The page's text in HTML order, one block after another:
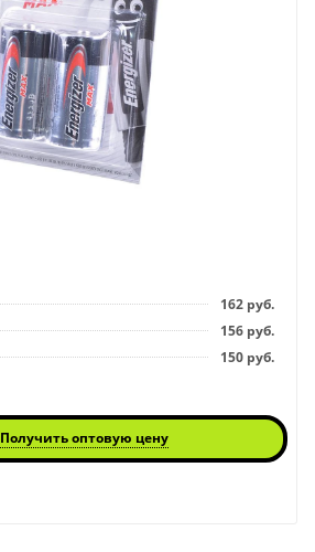
162 руб.
156 руб.
150 руб.
Получить оптовую цену